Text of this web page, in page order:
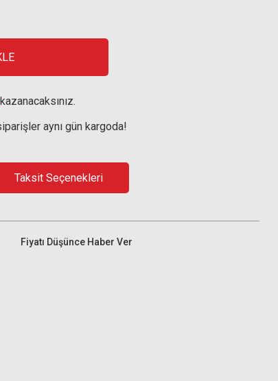
kazanacaksınız.
aynı gün kargoda!
Taksit Seçenekleri
Fiyatı Düşünce Haber Ver